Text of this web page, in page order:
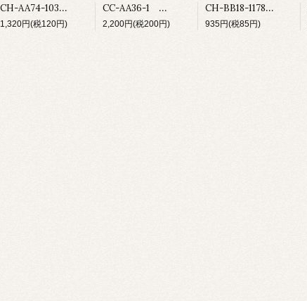
CH-AA74-103 ベルフラワー
1,320円(税120円)
CC-AA36-1 宇宙玉ペンダントトップ
2,200円(税200円)
CH-BB18-1178 ゆびわ
935円(税85円)